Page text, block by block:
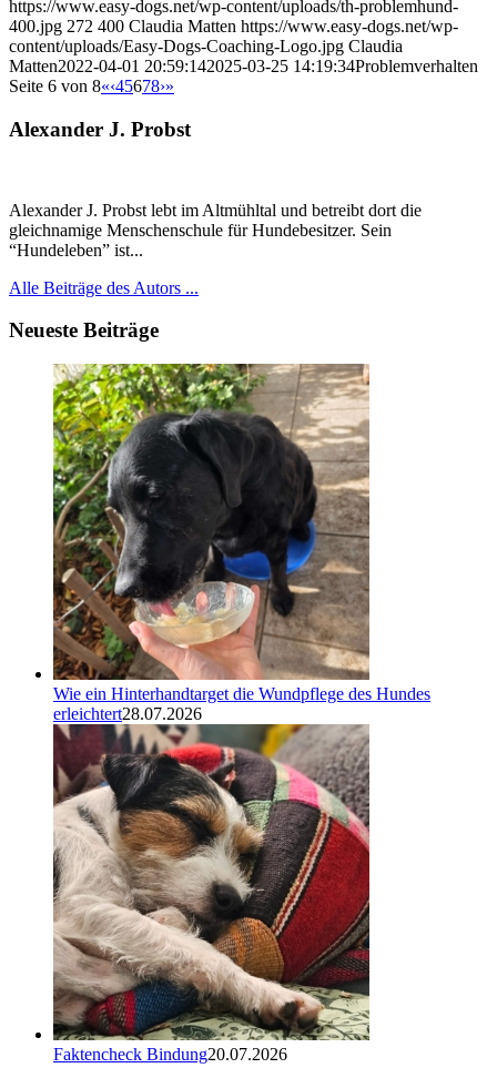
https://www.easy-dogs.net/wp-content/uploads/th-problemhund-
400.jpg 272 400 Claudia Matten https://www.easy-dogs.net/wp-
content/uploads/Easy-Dogs-Coaching-Logo.jpg Claudia
Matten2022-04-01 20:59:142025-03-25 14:19:34Problemverhalten
Seite 6 von 8«‹45678›»
Alexander J. Probst
Alexander J. Probst lebt im Altmühltal und betreibt dort die
gleichnamige Menschenschule für Hundebesitzer. Sein
“Hundeleben” ist...
Alle Beiträge des Autors ...
Neueste Beiträge
Wie ein Hinterhandtarget die Wundpflege des Hundes
erleichtert28.07.2026
Faktencheck Bindung20.07.2026